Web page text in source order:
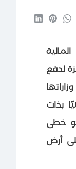
لدفع
بذات
خطى
أرض